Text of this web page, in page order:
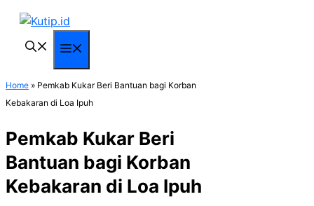
Langsung
Home » Pemkab Kukar Beri Bantuan bagi Korban
Kebakaran di Loa Ipuh
Pemkab Kukar Beri
Bantuan bagi Korban
Kebakaran di Loa Ipuh